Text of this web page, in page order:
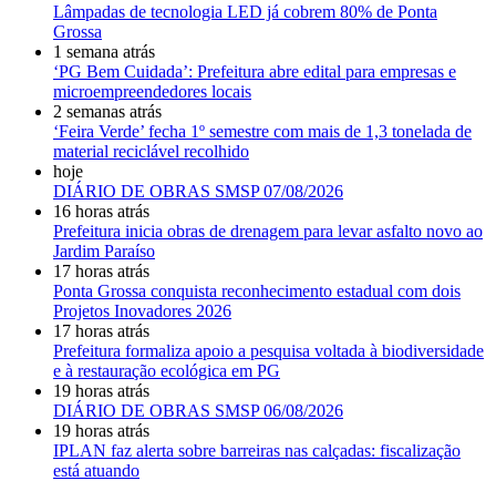
Lâmpadas de tecnologia LED já cobrem 80% de Ponta
Grossa
1 semana atrás
‘PG Bem Cuidada’: Prefeitura abre edital para empresas e
microempreendedores locais
2 semanas atrás
‘Feira Verde’ fecha 1º semestre com mais de 1,3 tonelada de
material reciclável recolhido
hoje
DIÁRIO DE OBRAS SMSP 07/08/2026
16 horas atrás
Prefeitura inicia obras de drenagem para levar asfalto novo ao
Jardim Paraíso
17 horas atrás
Ponta Grossa conquista reconhecimento estadual com dois
Projetos Inovadores 2026
17 horas atrás
Prefeitura formaliza apoio a pesquisa voltada à biodiversidade
e à restauração ecológica em PG
19 horas atrás
DIÁRIO DE OBRAS SMSP 06/08/2026
19 horas atrás
IPLAN faz alerta sobre barreiras nas calçadas: fiscalização
está atuando